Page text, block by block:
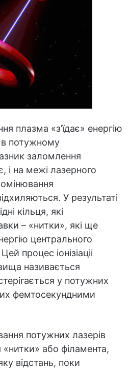
плазма «з’їдає» енергію
в потужному
заломлення
і на межі лазерного
У результаті
кільця, які
– «нитки», які ще
центрального
процес іонізіаціі
називається
у потужних
фемтосекундними
потужних лазерів
або філамента,
відстань, поки